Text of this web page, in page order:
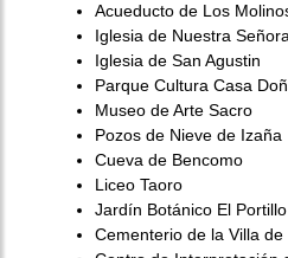
Acueducto de Los
Iglesia de Nuestra
Iglesia de San Agustin
Parque Cultura Casa
Museo de Arte Sacro
Pozos de Nieve de Izaña
Cueva de Bencomo
Liceo Taoro
Jardín Botánico El Portillo
Cementerio de la Villa de